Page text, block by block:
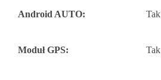
Android AUTO: Tak
Moduł GPS: Tak